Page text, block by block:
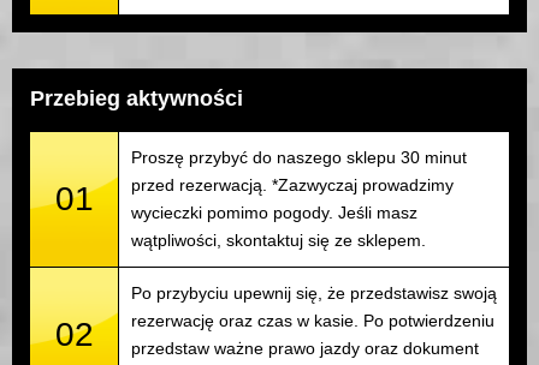
Przebieg aktywności
01
Proszę przybyć do naszego sklepu 30 minut
przed rezerwacją. *Zazwyczaj prowadzimy
wycieczki pomimo pogody. Jeśli masz
wątpliwości, skontaktuj się ze sklepem.
02
Po przybyciu upewnij się, że przedstawisz swoją
rezerwację oraz czas w kasie. Po potwierdzeniu
przedstaw ważne prawo jazdy oraz dokument